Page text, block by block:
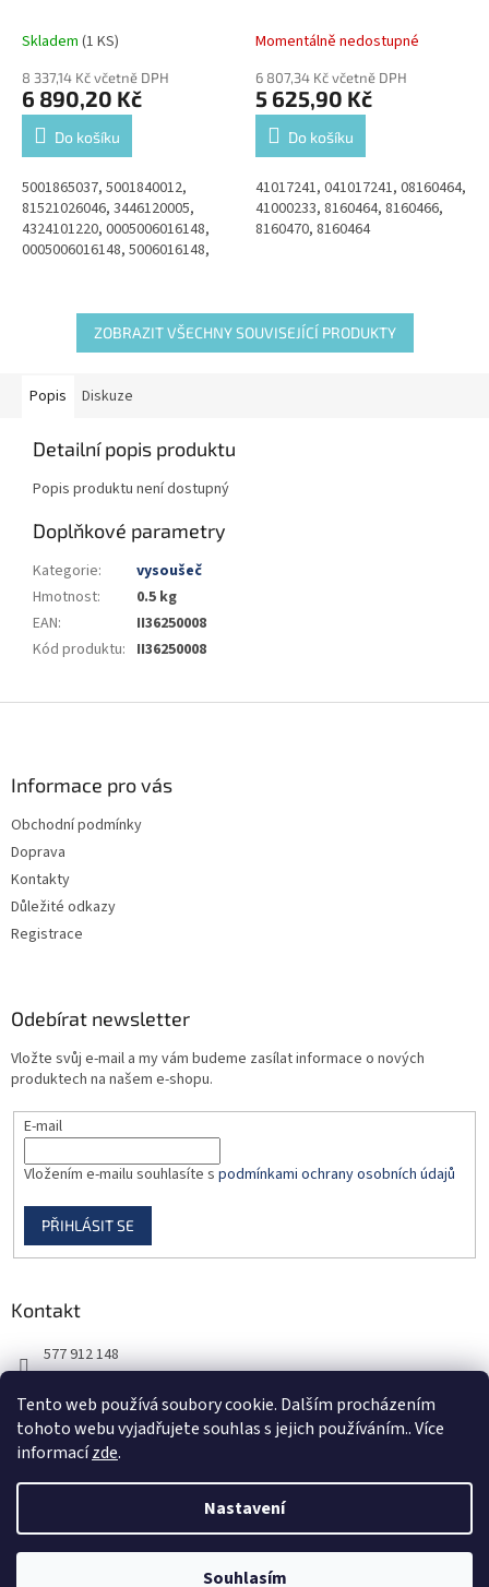
Tento web používá soubory cookie. Dalším procházením
tohoto webu vyjadřujete souhlas s jejich používáním.. Více
informacízde.
Nastavení
Souhlasím
Skladem (1 KS)
8 337,14 Kč včetně DPH
6 890,20 Kč
Do košíku
5001865037, 5001840012,
81521026046, 3446120005,
4324101220, 0005006016148,
0005006016148, 5006016148,
Momentálně nedostupné
6 807,34 Kč včetně DPH
5 625,90 Kč
Do košíku
41017241, 041017241, 08160464,
41000233, 8160464, 8160466,
8160470, 8160464
ZOBRAZIT VŠECHNY SOUVISEJÍCÍ PRODUKTY
Popis Diskuze
Detailní popis produktu
Popis produktu není dostupný
Doplňkové parametry
Kategorie:
vysoušeč
Hmotnost:
0.5 kg
EAN:
II36250008
Kód produktu: II36250008
Informace pro vás
Obchodní podmínky
Doprava
Kontakty
Důležité odkazy
Registrace
Odebírat newsletter
Vložte svůj e-mail a my vám budeme zasílat informace o nových
produktech na našem e-shopu.
E-mail
Vložením e-mailu souhlasíte s podmínkami ochrany osobních údajů
PŘIHLÁSIT SE
Kontakt
577 912 148
Vytvořil Shoptet
DORBAS, s.r.o.. Všechna práva vyhrazena.